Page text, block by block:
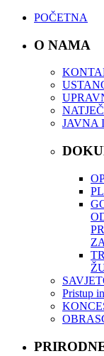
POČETNA
O NAMA
JAVNA
Pristup